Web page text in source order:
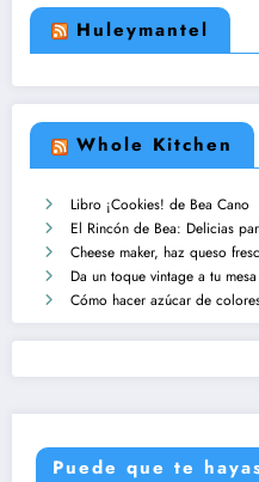
Huleymantel
Whole Kitchen
Libro ¡Cookies! de Bea Cano
El Rincón de Bea: Delicias
Cheese maker, haz queso
Da un toque vintage a tu
Cómo hacer azúcar de
Puede que te